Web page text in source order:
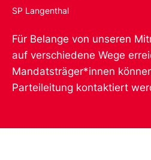
SP Langenthal
Für Belange von unseren
auf verschiedene Wege
Mandatsträger*innen
Parteileitung kontaktiert